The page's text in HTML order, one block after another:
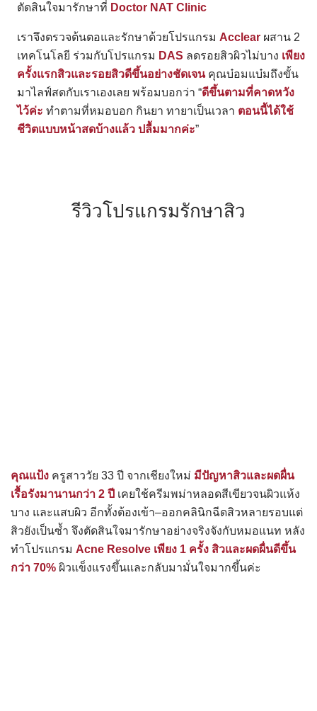
ตัดสินใจมารักษาที่ Doctor NAT Clinic
เราจึงตรวจต้นตอและรักษาด้วยโปรแกรม Acclear ผสาน 2
เทคโนโลยี ร่วมกับโปรแกรม DAS ลดรอยสิวผิวไม่บาง เพียง
ครั้งแรกสิวและรอยสิวดีขึ้นอย่างชัดเจนคุณบ๋อมแบ๋มถึงขั้น
มาไลฟ์สดกับเราเองเลย พร้อมบอกว่า “ดีขึ้นตามที่คาดหวัง
ไว้ค่ะ ทำตามที่หมอบอก กินยา ทายาเป็นเวลา ตอนนี้ได้ใช้
ชีวิตแบบหน้าสดบ้างแล้ว ปลื้มมากค่ะ”
รีวิวโปรแกรมรักษาสิว
คุณแป้ง ครูสาววัย 33 ปี จากเชียงใหม่ มีปัญหาสิวและผดผื่น
เรื้อรังมานานกว่า 2 ปี เคยใช้ครีมพม่าหลอดสีเขียวจนผิวแห้ง
บาง และแสบผิว อีกทั้งต้องเข้า–ออกคลินิกฉีดสิวหลายรอบแต่
สิวยังเป็นซ้ำ จึงตัดสินใจมารักษาอย่างจริงจังกับหมอแนท หลัง
ทำโปรแกรม Acne Resolve เพียง 1 ครั้ง สิวและผดผื่นดีขึ้น
กว่า 70% ผิวแข็งแรงขึ้นและกลับมามั่นใจมากขึ้นค่ะ